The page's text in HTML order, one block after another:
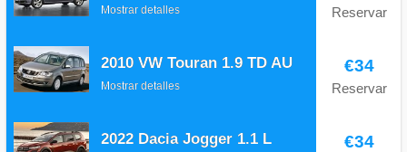
Mostrar detalles Reservar
2010 VW Touran 1.9 TD AU
Mostrar detalles
€34
Reservar
2022 Dacia Jogger 1.1 L €34